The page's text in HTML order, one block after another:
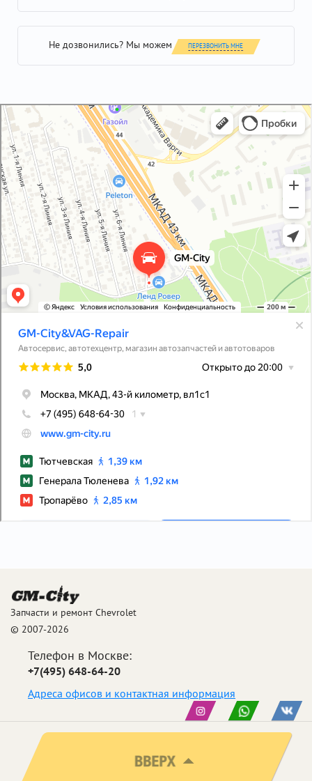
Не дозвонились? Мы можем ПЕРЕЗВОНИТЬ МНЕ
GM-City&VAG-Repair
Автосервис, автотехцентр в Москве
Магазин автозапчастей и автотоваров в Москве
Запчасти и ремонт Chevrolet
© 2007-2026
Телефон в Москве:
+7(495) 648-64-20
Адреса офисов и контактная информация